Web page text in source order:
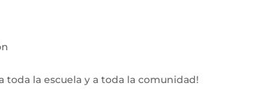
toda la escuela y a toda la comunidad!